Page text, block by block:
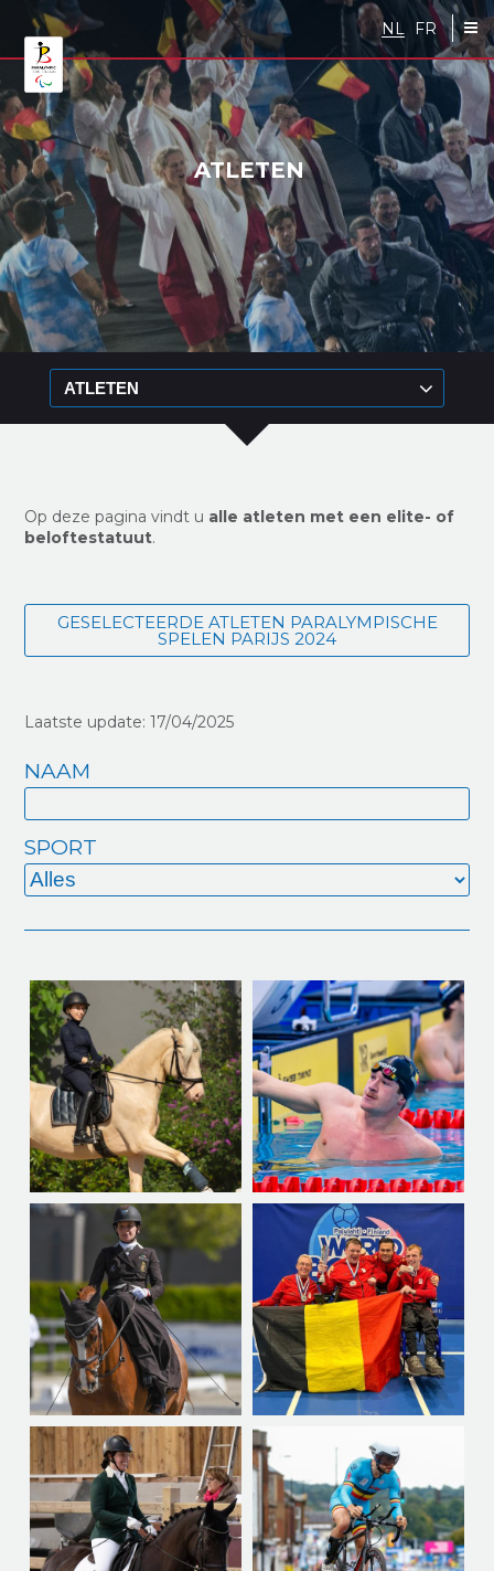
Skip to main content
NL FR
ATLETEN
Op deze pagina vindt u alle atleten met een elite- of
beloftestatuut.
GESELECTEERDE ATLETEN PARALYMPISCHE
SPELEN PARIJS 2024
Laatste update: 17/04/2025
NAAM
SPORT